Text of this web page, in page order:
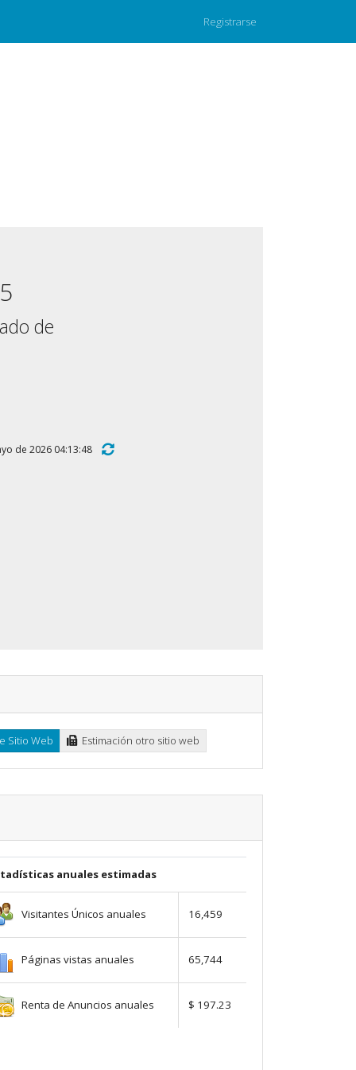
Registrarse
de
de 2026 04:13:48
Sitio Web Estimación otro sitio web
anuales estimadas
Visitantes Únicos anuales 16,459
Páginas vistas anuales 65,744
Renta de Anuncios anuales $ 197.23